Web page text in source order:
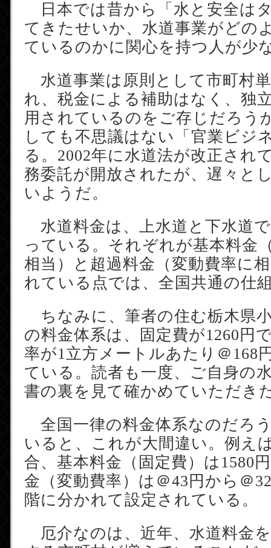
日本では昔から「水と安全は
てきたせいか、水道事業がどの
ているのかに関心を持つ人が少
水道事業は原則として市町村
れ、税金による補助はなく、独
用されているのをご存じだろう
しても不思議はない「官業ビジ
る。2002年に水道法が改正され
務委託が開放されたが、遅々と
いようだ。
水道料金は、上水道と下水道
っている。それぞれが基本料金
相当）と超過料金（変動費率に
れている点では、全国共通の仕
ちなみに、筆者の住む栃木県
の料金体系は、固定費が1260円
率が1立方メートルあたり＠168
ている。読者も一度、ご自身の
書の裏を見て確かめていただき
全国一律の料金体系なのだろ
いると、これが大間違い。例え
合、基本料金（固定費）は1580
金（変動費率）は＠43円から＠
階に分かれて設定されている。
厄介なのは、近年、水道料金